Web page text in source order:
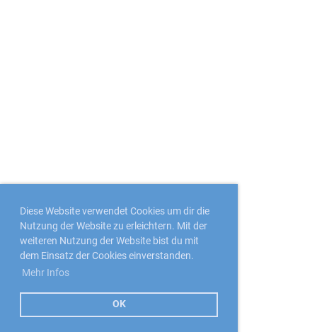
Diese Website verwendet Cookies um dir die
Nutzung der Website zu erleichtern. Mit der
weiteren Nutzung der Website bist du mit
dem Einsatz der Cookies einverstanden.
Mehr Infos
OK